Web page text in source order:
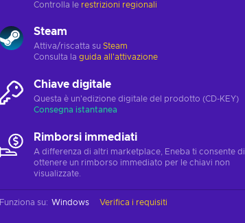
Controlla le restrizioni regionali
Steam
Attiva/riscatta su Steam
Consulta la guida all'attivazione
Chiave digitale
Questa è un'edizione digitale del prodotto (CD-KEY)
Consegna istantanea
Rimborsi immediati
A differenza di altri marketplace, Eneba ti consente di
ottenere un rimborso immediato per le chiavi non
visualizzate.
Funziona su: Windows Verifica i requisiti